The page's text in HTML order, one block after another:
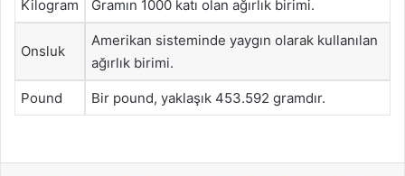
Kilogram Gramın 1000 katı olan ağırlık birimi.
Onsluk
Amerikan sisteminde yaygın olarak kullanılan
ağırlık birimi.
Pound Bir pound, yaklaşık 453.592 gramdır.